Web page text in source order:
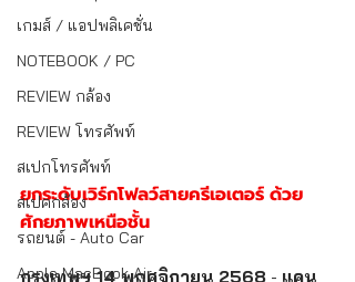
เกมส์ / แอปพลิเคชั่น
NOTEBOOK / PC
REVIEW กล้อง
REVIEW โทรศัพท์
สเปกโทรศัพท์
สเปคกล้อง
รถยนต์ - Auto Car
Apple MacBook Air
ยกระดับเวิร์กโฟลว์สายครีเอเตอร์ ด้วย
ศักยภาพเหนือชั้น
กรุงเทพฯ 14 พฤศจิกายน 2568 - แคน